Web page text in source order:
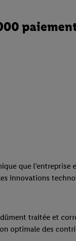
que
innovations
traitée et
optimale des